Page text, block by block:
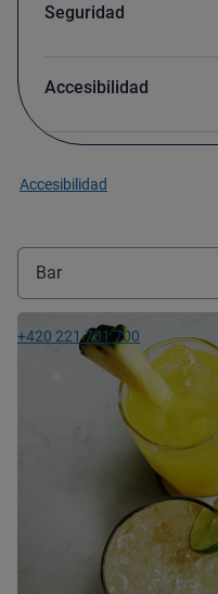
Seguridad
Accesibilidad
Accesibilidad
Bar
Más información
+420 221 701 700